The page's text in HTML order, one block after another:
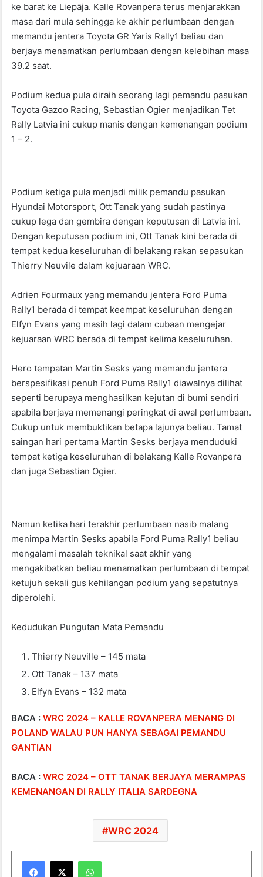
ke barat ke Liepāja. Kalle Rovanpera terus menjarakkan
masa dari mula sehingga ke akhir perlumbaan dengan
memandu jentera Toyota GR Yaris Rally1 beliau dan
berjaya menamatkan perlumbaan dengan kelebihan masa
39.2 saat.
Podium kedua pula diraih seorang lagi pemandu pasukan
Toyota Gazoo Racing, Sebastian Ogier menjadikan Tet
Rally Latvia ini cukup manis dengan kemenangan podium
1 – 2.
Podium ketiga pula menjadi milik pemandu pasukan
Hyundai Motorsport, Ott Tanak yang sudah pastinya
cukup lega dan gembira dengan keputusan di Latvia ini.
Dengan keputusan podium ini, Ott Tanak kini berada di
tempat kedua keseluruhan di belakang rakan sepasukan
Thierry Neuvile dalam kejuaraan WRC.
Adrien Fourmaux yang memandu jentera Ford Puma
Rally1 berada di tempat keempat keseluruhan dengan
Elfyn Evans yang masih lagi dalam cubaan mengejar
kejuaraan WRC berada di tempat kelima keseluruhan.
Hero tempatan Martin Sesks yang memandu jentera
berspesifikasi penuh Ford Puma Rally1 diawalnya dilihat
seperti berupaya menghasilkan kejutan di bumi sendiri
apabila berjaya memenangi peringkat di awal perlumbaan.
Cukup untuk membuktikan betapa lajunya beliau. Tamat
saingan hari pertama Martin Sesks berjaya menduduki
tempat ketiga keseluruhan di belakang Kalle Rovanpera
dan juga Sebastian Ogier.
Namun ketika hari terakhir perlumbaan nasib malang
menimpa Martin Sesks apabila Ford Puma Rally1 beliau
mengalami masalah teknikal saat akhir yang
mengakibatkan beliau menamatkan perlumbaan di tempat
ketujuh sekali gus kehilangan podium yang sepatutnya
diperolehi.
Kedudukan Pungutan Mata Pemandu
Thierry Neuville – 145 mata
Ott Tanak – 137 mata
Elfyn Evans – 132 mata
BACA :WRC 2024 – KALLE ROVANPERA MENANG DI
POLAND WALAU PUN HANYA SEBAGAI PEMANDU
GANTIAN
BACA :WRC 2024 – OTT TANAK BERJAYA MERAMPAS
KEMENANGAN DI RALLY ITALIA SARDEGNA
WRC 2024
WhatsApp